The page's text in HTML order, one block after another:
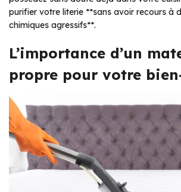
purifier votre literie **sans avoir recours à
chimiques agressifs**.
L’importance d’un
propre pour votre